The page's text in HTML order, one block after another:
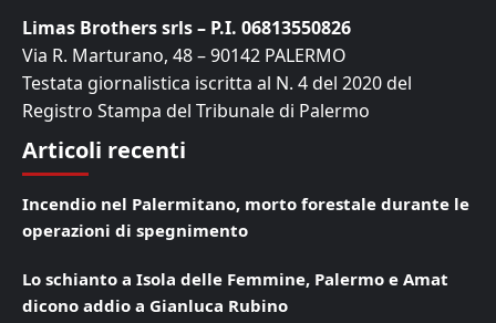
Limas Brothers srls – P.I. 06813550826
Via R. Marturano, 48 – 90142 PALERMO
Testata giornalistica iscritta al N. 4 del 2020 del
Registro Stampa del Tribunale di Palermo
Articoli recenti
Incendio nel Palermitano, morto forestale durante le
operazioni di spegnimento
Lo schianto a Isola delle Femmine, Palermo e Amat
dicono addio a Gianluca Rubino